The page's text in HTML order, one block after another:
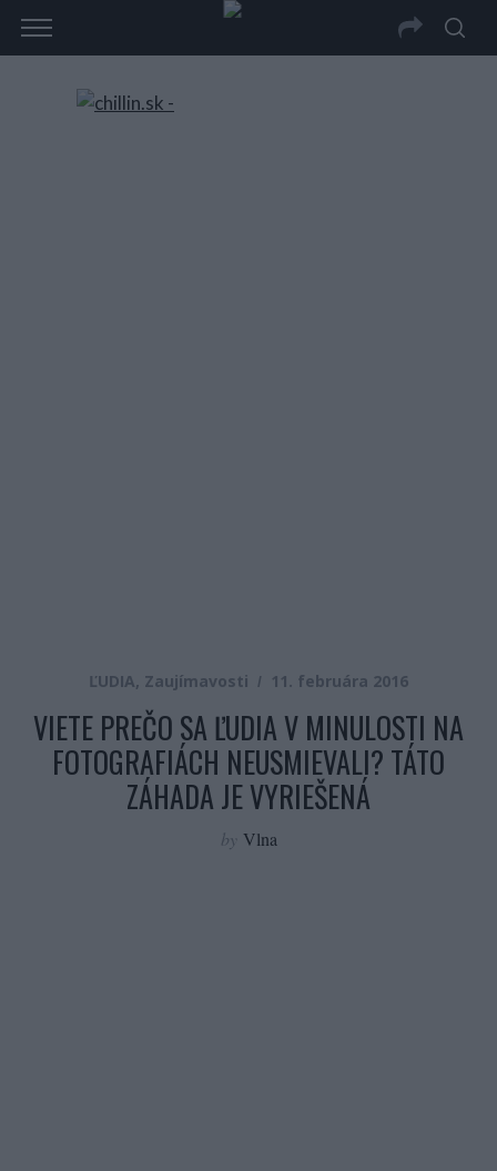
ĽUDIA, Zaujímavosti 11. februára 2016
VIETE PREČO SA ĽUDIA V MINULOSTI NA
FOTOGRAFIÁCH NEUSMIEVALI? TÁTO
ZÁHADA JE VYRIEŠENÁ
by Vlna